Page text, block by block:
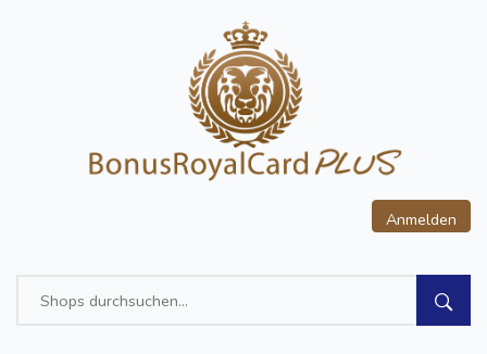
Anmelden